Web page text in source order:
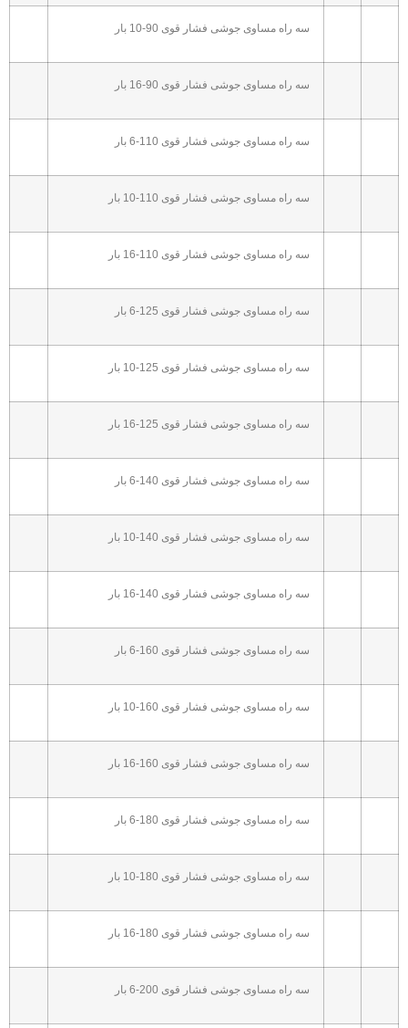
سه راه مساوی جوشی فشار قوی 90-10 بار
سه راه مساوی جوشی فشار قوی 90-16 بار
سه راه مساوی جوشی فشار قوی 110-6 بار
سه راه مساوی جوشی فشار قوی 110-10 بار
سه راه مساوی جوشی فشار قوی 110-16 بار
سه راه مساوی جوشی فشار قوی 125-6 بار
سه راه مساوی جوشی فشار قوی 125-10 بار
سه راه مساوی جوشی فشار قوی 125-16 بار
سه راه مساوی جوشی فشار قوی 140-6 بار
سه راه مساوی جوشی فشار قوی 140-10 بار
سه راه مساوی جوشی فشار قوی 140-16 بار
سه راه مساوی جوشی فشار قوی 160-6 بار
سه راه مساوی جوشی فشار قوی 160-10 بار
سه راه مساوی جوشی فشار قوی 160-16 بار
سه راه مساوی جوشی فشار قوی 180-6 بار
سه راه مساوی جوشی فشار قوی 180-10 بار
سه راه مساوی جوشی فشار قوی 180-16 بار
سه راه مساوی جوشی فشار قوی 200-6 بار